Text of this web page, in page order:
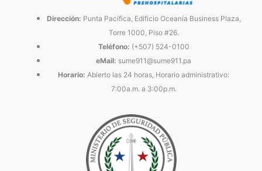
Dirección: Punta Pacífica, Edificio Oceanía Business Plaza,
Torre 1000, Piso #26.
Teléfono: (+507) 524-0100
eMail: sume911@sume911.pa
Horario: Abierto las 24 horas, Horario administrativo:
7:00a.m. a 3:00p.m.